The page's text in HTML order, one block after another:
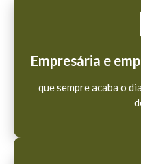
Empresária e
que sempre acaba o